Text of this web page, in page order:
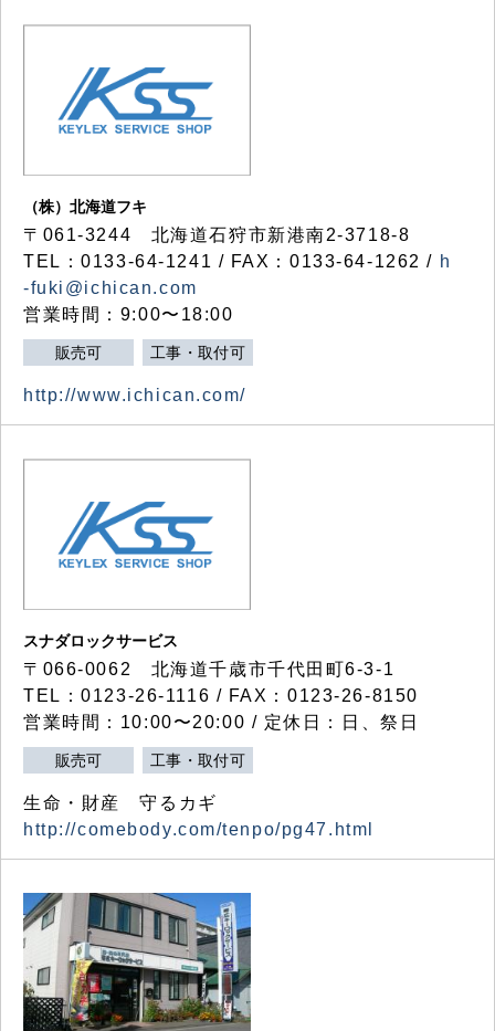
（株）北海道フキ
〒061-3244 北海道石狩市新港南2-3718-8
TEL：0133-64-1241 / FAX：0133-64-1262 / h
-fuki@ichican.com
営業時間：9:00〜18:00
販売可 工事・取付可
http://www.ichican.com/
スナダロックサービス
〒066-0062 北海道千歳市千代田町6-3-1
TEL：0123-26-1116 / FAX：0123-26-8150
営業時間：10:00〜20:00 / 定休日：日、祭日
販売可 工事・取付可
生命・財産 守るカギ
http://comebody.com/tenpo/pg47.html